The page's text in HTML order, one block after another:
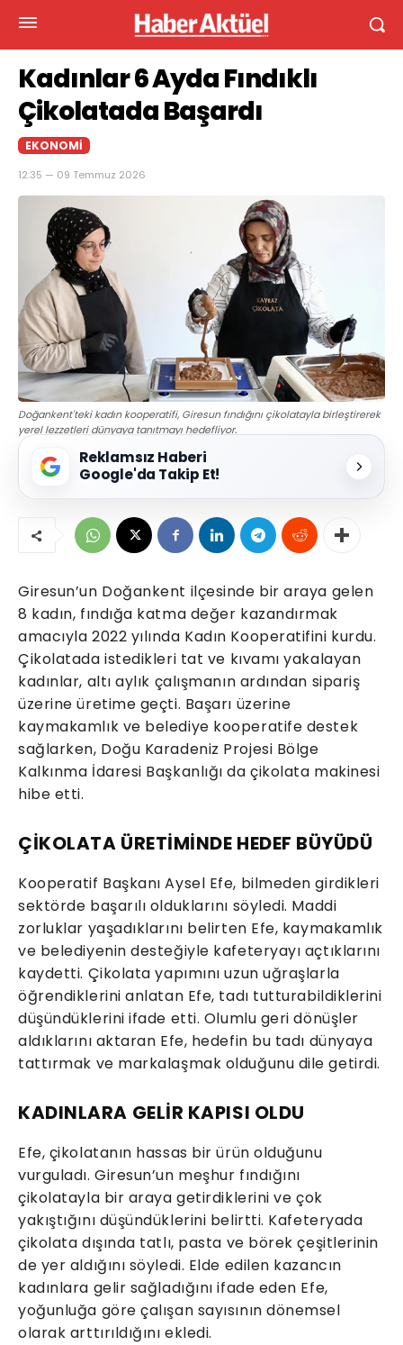
Kadınlar 6 Ayda Fındıklı
Çikolatada Başardı
EKONOMI
12:35 — 09 Temmuz 2026
Doğankent'teki kadın kooperatifi, Giresun fındığını çikolatayla birleştirerek
yerel lezzetleri dünyaya tanıtmayı hedefliyor.
Reklamsız Haberi
Google'da Takip Et!
Giresun’un Doğankent ilçesinde bir araya gelen
8 kadın, fındığa katma değer kazandırmak
amacıyla 2022 yılında Kadın Kooperatifini kurdu.
Çikolatada istedikleri tat ve kıvamı yakalayan
kadınlar, altı aylık çalışmanın ardından sipariş
üzerine üretime geçti. Başarı üzerine
kaymakamlık ve belediye kooperatife destek
sağlarken, Doğu Karadeniz Projesi Bölge
Kalkınma İdaresi Başkanlığı da çikolata makinesi
hibe etti.
ÇİKOLATA ÜRETİMİNDE HEDEF BÜYÜDÜ
Kooperatif Başkanı Aysel Efe, bilmeden girdikleri
sektörde başarılı olduklarını söyledi. Maddi
zorluklar yaşadıklarını belirten Efe, kaymakamlık
ve belediyenin desteğiyle kafeteryayı açtıklarını
kaydetti. Çikolata yapımını uzun uğraşlarla
öğrendiklerini anlatan Efe, tadı tutturabildiklerini
düşündüklerini ifade etti. Olumlu geri dönüşler
aldıklarını aktaran Efe, hedefin bu tadı dünyaya
tattırmak ve markalaşmak olduğunu dile getirdi.
KADINLARA GELİR KAPISI OLDU
Efe, çikolatanın hassas bir ürün olduğunu
vurguladı. Giresun’un meşhur fındığını
çikolatayla bir araya getirdiklerini ve çok
yakıştığını düşündüklerini belirtti. Kafeteryada
çikolata dışında tatlı, pasta ve börek çeşitlerinin
de yer aldığını söyledi. Elde edilen kazancın
kadınlara gelir sağladığını ifade eden Efe,
yoğunluğa göre çalışan sayısının dönemsel
olarak arttırıldığını ekledi.